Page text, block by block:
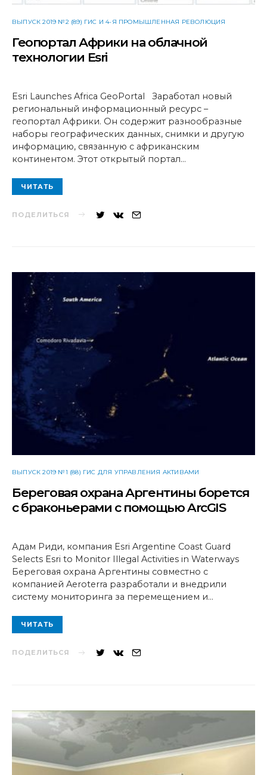
ВЫПУСК 2019 №2 (89) ГИС И 4-Я ПРОМЫШЛЕННАЯ РЕВОЛЮЦИЯ
Геопортал Африки на облачной
технологии Esri
Esri Launches Africa GeoPortal Заработал новый
региональный информационный ресурс –
геопортал Африки. Он содержит разнообразные
наборы географических данных, снимки и другую
информацию, связанную с африканским
континентом. Этот открытый портал…
ЧИТАТЬ
ПОДЕЛИТЬСЯ
ВЫПУСК 2019 №1 (88) ГИС ДЛЯ УПРАВЛЕНИЯ АКТИВАМИ
Береговая охрана Аргентины борется
с браконьерами с помощью ArcGIS
Адам Риди, компания Esri Argentine Coast Guard
Selects Esri to Monitor Illegal Activities in Waterways
Береговая охрана Аргентины совместно с
компанией Aeroterra разработали и внедрили
систему мониторинга за перемещением и…
ЧИТАТЬ
ПОДЕЛИТЬСЯ